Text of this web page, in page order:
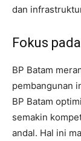
dan
Fokus
BP Batam
pembangunan
BP Batam
semakin
andal. Hal ini